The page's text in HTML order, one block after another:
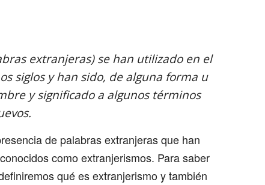
extranjeras) se han utilizado en el
siglos y han sido, de alguna forma u
y significado a algunos términos
de palabras extranjeras que han
como extranjerismos. Para saber
qué es extranjerismo y también